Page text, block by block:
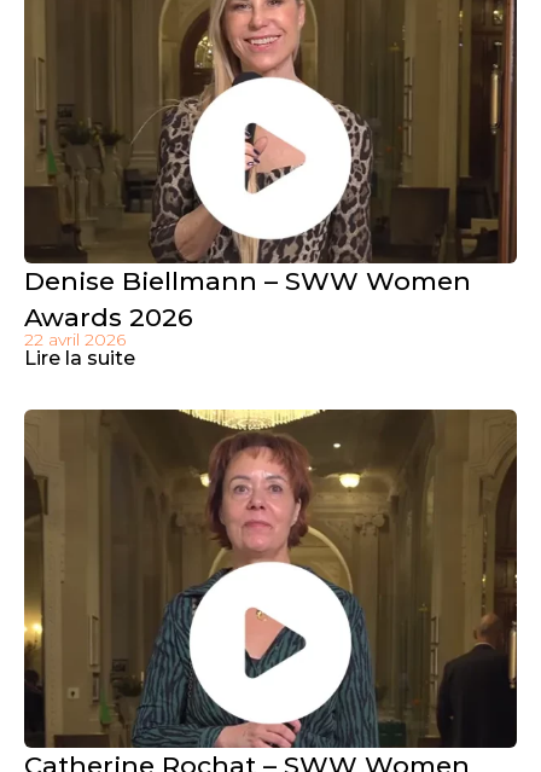
Denise Biellmann – SWW Women
Awards 2026
22 avril 2026
Lire la suite
Catherine Rochat – SWW Women